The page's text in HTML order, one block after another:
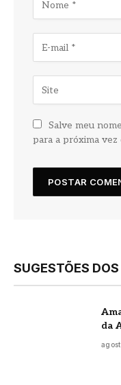
Salve meu
para a próxima vez
SUGESTÕES
da